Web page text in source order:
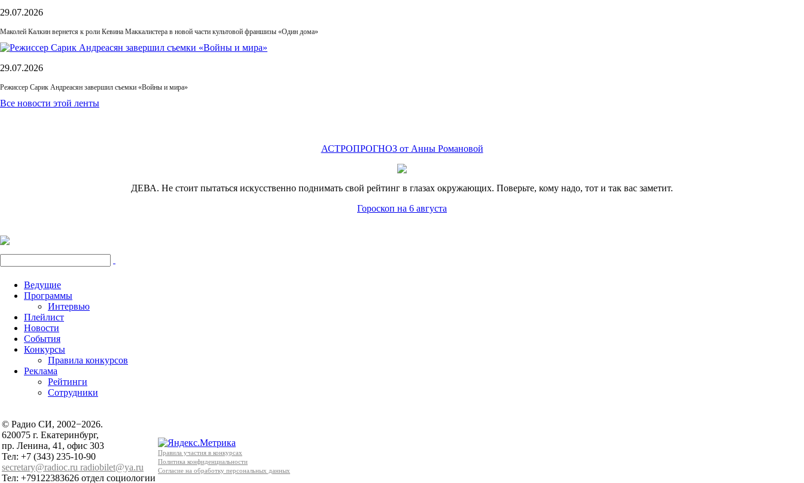
29.07.2026
Маколей Калкин вернется к роли Кевина Маккалистера в новой части культовой франшизы «Один дома»
29.07.2026
Режиссер Сарик Андреасян завершил съемки «Войны и мира»
Все новости этой ленты
АСТРОПРОГНОЗ от Анны Романовой
ДЕВА. Не стоит пытаться искусственно поднимать свой рейтинг в глазах окружающих. Поверьте, кому надо, тот и так вас заметит.
Гороскоп на 6 августа
Ведущие
Программы
Интервью
Плейлист
Новости
События
Конкурсы
Правила конкурсов
Реклама
Рейтинги
Сотрудники
© Радио СИ, 2002−2026.
620075 г. Екатеринбург,
пр. Ленина, 41, офис 303
Тел: +7 (343) 235-10-90
secretary@radioc.ru radiobilet@ya.ru
Тел: +79122383626 отдел социологии
Правила участия в конкурсах
Политика конфиденциальности
Согласие на обработку персональных данных